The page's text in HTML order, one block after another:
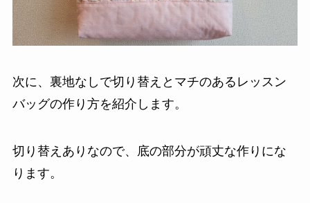
次に、裏地なしで切り替えとマチのあるレッスン
バッグの作り方を紹介します。
切り替えありなので、底の部分が頑丈な作りにな
ります。